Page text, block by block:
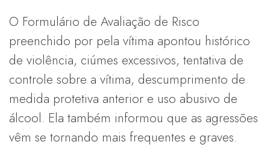
O Formulário de Avaliação de Risco
preenchido por pela vítima apontou histórico
de violência, ciúmes excessivos, tentativa de
controle sobre a vítima, descumprimento de
medida protetiva anterior e uso abusivo de
álcool. Ela também informou que as agressões
vêm se tornando mais frequentes e graves.